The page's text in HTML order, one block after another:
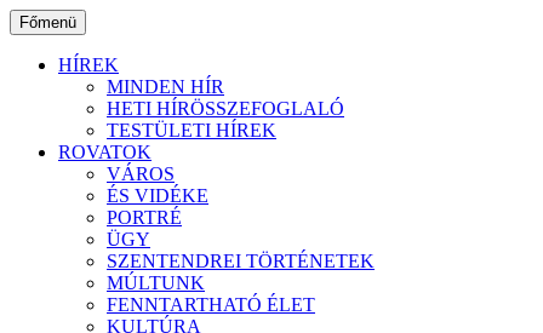
Ugrás
a
tartalomhoz
Főmenü
HÍREK
MINDEN HÍR
HETI HÍRÖSSZEFOGLALÓ
TESTÜLETI HÍREK
ROVATOK
VÁROS
ÉS VIDÉKE
PORTRÉ
ÜGY
SZENTENDREI TÖRTÉNETEK
MÚLTUNK
FENNTARTHATÓ ÉLET
KULTÚRA